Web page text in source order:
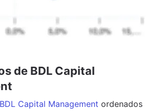
de BDL Capital
BDL Capital Management ordenados